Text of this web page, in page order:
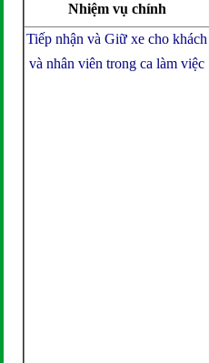
Nhiệm vụ chính
Tiếp nhận và Giữ xe cho khách
và nhân viên trong ca làm việc